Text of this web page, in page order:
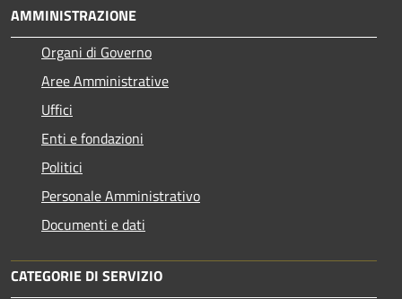
AMMINISTRAZIONE
Organi di Governo
Aree Amministrative
Uffici
Enti e fondazioni
Politici
Personale Amministrativo
Documenti e dati
CATEGORIE DI SERVIZIO